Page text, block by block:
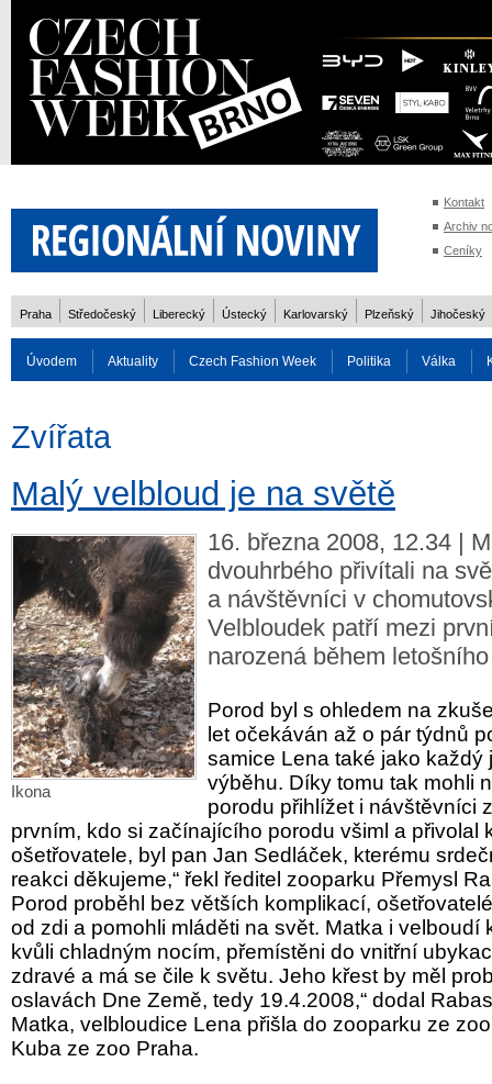
Kontakt
Archiv
Ceníky
Praha Středočeský Liberecký Ústecký Karlovarský Plzeňský Jihočeský
Úvodem Aktuality Czech Fashion Week Politika Válka
Rozhovory
Zvířata
Malý velbloud je na světě
Ikona
16. března 2008, 12.34 |
dvouhrbého přivítali na
a návštěvníci v
Velbloudek patří mezi
narozená během
Porod byl s ohledem na
let očekáván až o pár týdnů
samice Lena také jako každý
výběhu. Díky tomu tak mohli
porodu přihlížet i návštěvníci
prvním, kdo si začínajícího porodu všiml a přivolal
ošetřovatele, byl pan Jan Sedláček, kterému
reakci děkujeme,“ řekl ředitel zooparku Přemysl
Porod proběhl bez větších komplikací,
od zdi a pomohli mláděti na svět. Matka i velboudí
kvůli chladným nocím, přemístěni do vnitřní
zdravé a má se čile k světu. Jeho křest by měl
oslavách Dne Země, tedy 19.4.2008,“ dodal
Matka, velbloudice Lena přišla do zooparku ze
Kuba ze zoo Praha.